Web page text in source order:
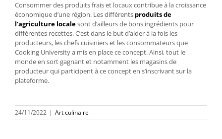
Consommer des produits frais et locaux contribue à la croissance
économique d’une région. Les différents produits de
l’agriculture localesont d’ailleurs de bons ingrédients pour
différentes recettes. C’est dans le but d’aider à la fois les
producteurs, les chefs cuisiniers et les consommateurs que
Cooking University a mis en place ce concept. Ainsi, tout le
monde en sort gagnant et notamment les magasins de
producteur qui participent à ce concept en s’inscrivant sur la
plateforme.
24/11/2022 | Art culinaire